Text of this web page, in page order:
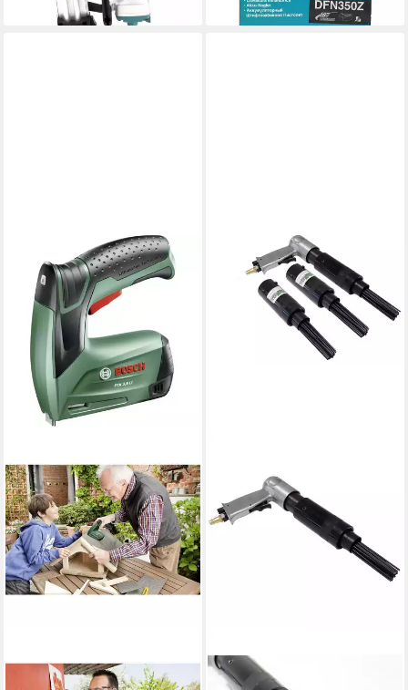
lieferbar - in 2-3 Werktagen bei dir
Nagler Akku-Tacker 3.6 Li
Druckluft-Nagler Druckluft